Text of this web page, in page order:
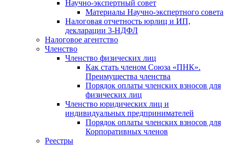
Научно-экспертный совет
Материалы Научно-экспертного совета
Налоговая отчетность юрлиц и ИП,
декларации 3-НДФЛ
Налоговое агентство
Членство
Членство физических лиц
Как стать членом Союза «ПНК».
Преимущества членства
Порядок оплаты членских взносов для
физических лиц
Членство юридических лиц и
индивидуальных предпринимателей
Порядок оплаты членских взносов для
Корпоративных членов
Реестры